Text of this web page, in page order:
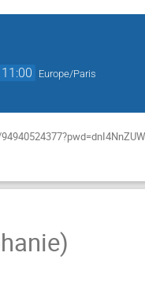
11:00 Europe/Paris